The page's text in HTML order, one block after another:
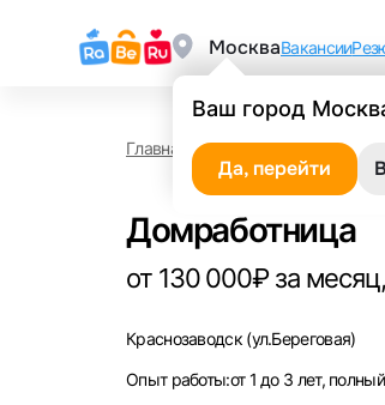
Москва
Ваш город
Да, перейти
Вакансии
Главная Работа в
Домработница
от 130 000₽ за
Краснозаводск (ул.Береговая)
Опыт работы:от 1 до 3 лет,